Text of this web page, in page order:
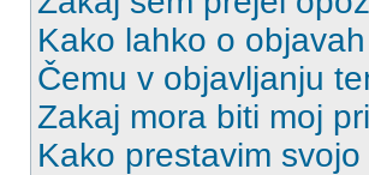
Kako lahko o
Čemu v objavljanju
Zakaj mora biti moj
Kako prestavim